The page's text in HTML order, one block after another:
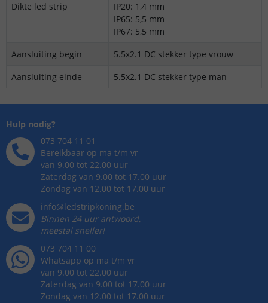
Dikte led strip
IP20: 1,4 mm
IP65: 5,5 mm
IP67: 5,5 mm
Aansluiting begin
5.5x2.1 DC stekker type vrouw
Aansluiting einde
5.5x2.1 DC stekker type man
Hulp nodig?
073 704 11 01
Bereikbaar op ma t/m vr
van 9.00 tot 22.00 uur
Zaterdag van 9.00 tot 17.00 uur
Zondag van 12.00 tot 17.00 uur
info@ledstripkoning.be
Binnen 24 uur antwoord,
meestal sneller!
073 704 11 00
Whatsapp op ma t/m vr
van 9.00 tot 22.00 uur
Zaterdag van 9.00 tot 17.00 uur
Zondag van 12.00 tot 17.00 uur